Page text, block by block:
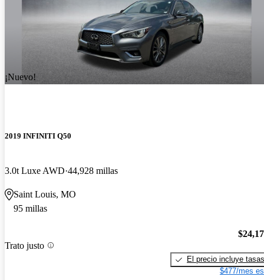
¡Nuevo!
2019 INFINITI Q50
3.0t Luxe AWD 44,928 millas
Saint Louis, MO
95 millas
Trato justo
El precio incluye tasas
$477/mes